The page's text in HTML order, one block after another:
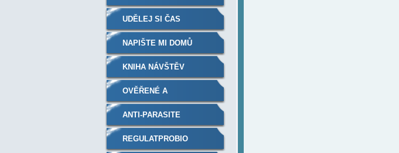
UDĚLEJ SI ČAS
NAPIŠTE MI DOMŮ
KNIHA NÁVŠTĚV
OVĚŘENÉ A
DOPORUČENÉ
ANTI-PARASITE
REGULATPROBIO